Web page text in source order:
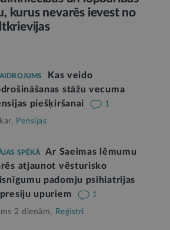
kurus nevarēs ievest no
Kas veido
stāžu vecuma
piešķiršanai
1
Pensijas
SPĒKĀ
Ar Saeimas lēmumu
atjaunot vēsturisko
padomju psihiatrijas
upuriem
1
2 dienām, Reģistri